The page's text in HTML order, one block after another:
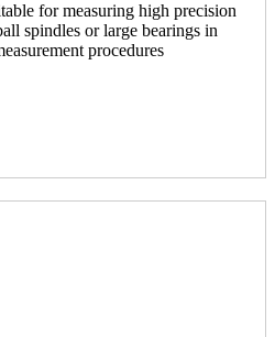
for measuring high precision
spindles or large bearings in
procedures